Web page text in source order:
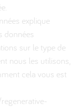
explique
données
sur le type de
nous les utilisons,
cela vous est